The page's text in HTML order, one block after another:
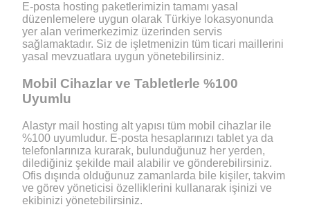
E-posta hosting paketlerimizin tamamı yasal
düzenlemelere uygun olarak Türkiye lokasyonunda
yer alan verimerkezimiz üzerinden servis
sağlamaktadır. Siz de işletmenizin tüm ticari maillerini
yasal mevzuatlara uygun yönetebilirsiniz.
Mobil Cihazlar ve Tabletlerle %100
Uyumlu
Alastyr mail hosting alt yapısı tüm mobil cihazlar ile
%100 uyumludur. E-posta hesaplarınızı tablet ya da
telefonlarınıza kurarak, bulunduğunuz her yerden,
dilediğiniz şekilde mail alabilir ve gönderebilirsiniz.
Ofis dışında olduğunuz zamanlarda bile kişiler, takvim
ve görev yöneticisi özelliklerini kullanarak işinizi ve
ekibinizi yönetebilirsiniz.